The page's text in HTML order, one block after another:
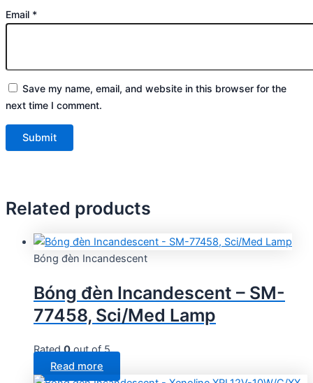
Email *
Save my name, email, and website in this browser for the
next time I comment.
Related products
Bóng đèn Incandescent
Bóng đèn Incandescent – SM-
77458, Sci/Med Lamp
Rated0out of 5
Read more